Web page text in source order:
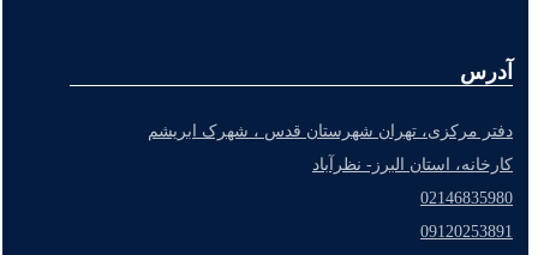
آدرس
دفتر مرکزی، تهران شهرستان قدس ، شهرک ابریشم
کارخانه، استان البرز- نظرآباد
02146835980
09120253891